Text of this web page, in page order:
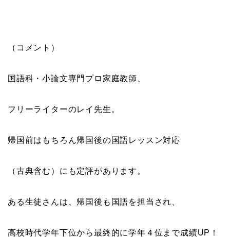
（コメント）
国語科・小論文専門プロ家庭教師、
フリーライターのレイ先生。
帰国前はもちろん帰国後の国語レッスン対応
（古典含む）にも定評があります。
ある生徒さんは、帰国後も国語を担当され、
高校時代学年下位から最終的に学年４位まで成績UP！